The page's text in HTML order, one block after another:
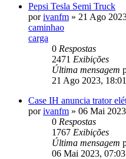
Pepsi Tesla Semi Truck
porivanfm » 21 Ago
caminhao
carga
0 Respostas
2471 Exibições
Última mensagem
21 Ago 2023, 18:01
Case IH anuncia trator
porivanfm » 06 Mai
0 Respostas
1767 Exibições
Última mensagem
06 Mai 2023, 07:03